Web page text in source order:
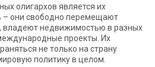
олигархов является их
– они свободно перемещают
владеют недвижимостью в разных
проекты. Их
не только на страну
политику в целом.